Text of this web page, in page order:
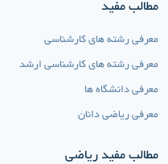
مطالب مفید
معرفی رشته های کارشناسی
معرفی رشته های کارشناسی ارشد
معرفی دانشگاه ها
معرفی ریاضی دانان
مطالب مفید ریاضی